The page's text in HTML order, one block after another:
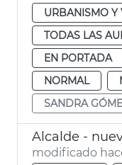
URBANISMO Y
TODAS LAS
EN PORTADA
NORMAL
SANDRA
Alcalde -
modificado